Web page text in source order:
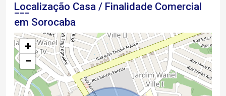
Localização Casa / Finalidade Comercial
em Sorocaba
+
−